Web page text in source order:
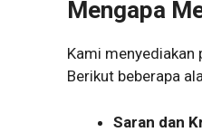
Mengapa
Kami
Berikut beberapa
Saran dan